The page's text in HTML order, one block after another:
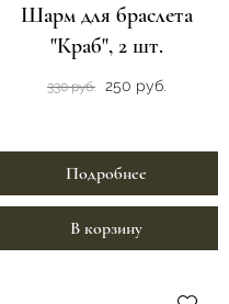
Шарм для браслета
"Краб", 2 шт.
330 руб. 250 руб.
Подробнее
В корзину